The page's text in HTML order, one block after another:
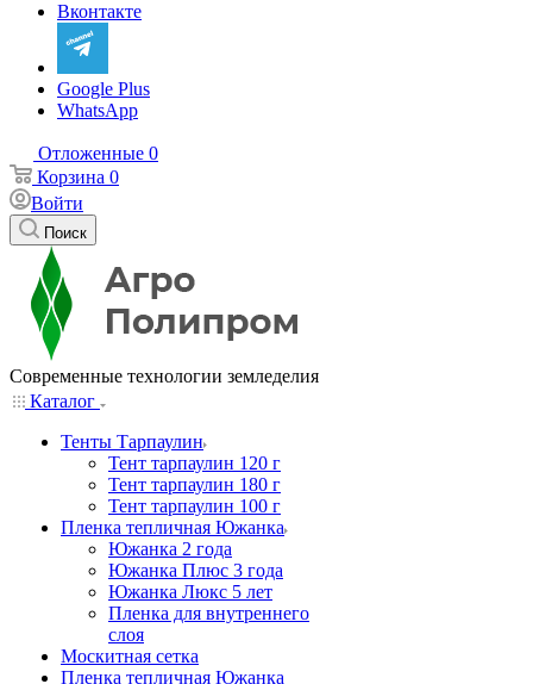
Вконтакте
Google Plus
WhatsApp
Отложенные 0
Корзина 0
Войти
Поиск
Современные технологии земледелия
Каталог
Тенты Тарпаулин
Тент тарпаулин 120 г
Тент тарпаулин 180 г
Тент тарпаулин 100 г
Пленка тепличная Южанка
Южанка 2 года
Южанка Плюс 3 года
Южанка Люкс 5 лет
Пленка для внутреннего
слоя
Москитная сетка
Пленка тепличная Южанка